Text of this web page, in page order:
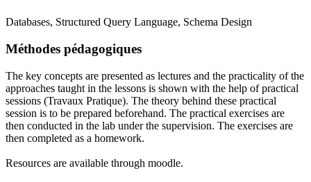
Databases, Structured Query Language, Schema Design
Méthodes pédagogiques
The key concepts are presented as lectures and the practicality of the
approaches taught in the lessons is shown with the help of practical
sessions (Travaux Pratique). The theory behind these practical
session is to be prepared beforehand. The practical exercises are
then conducted in the lab under the supervision. The exercises are
then completed as a homework.
Resources are available through moodle.